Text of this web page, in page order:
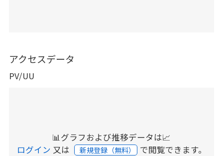
アクセスデータ
PV/UU
📊グラフおよび推移データは📈
ログイン 又は 新規登録（無料） で閲覧できます。